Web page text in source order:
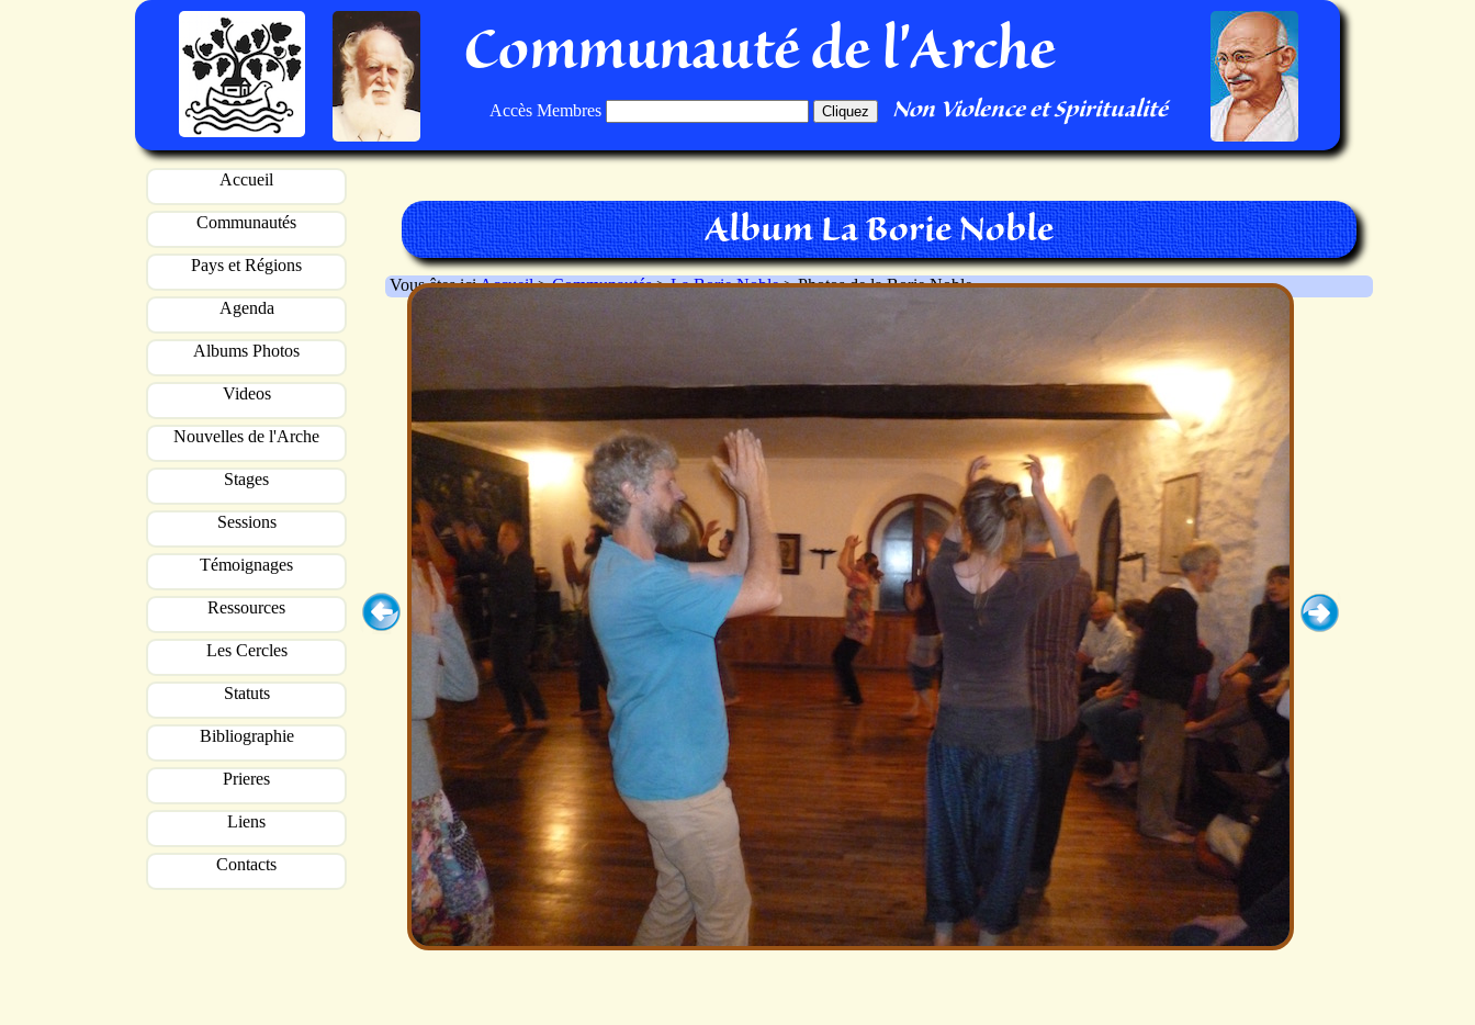
Communauté de l'Arche
Non Violence et Spiritualité
Accès Membres
Accueil
Communautés
Pays et Régions
Agenda
Albums Photos
Videos
Nouvelles de l'Arche
Stages
Sessions
Témoignages
Ressources
Les Cercles
Statuts
Bibliographie
Prieres
Liens
Contacts
Album La Borie Noble
Vous êtes iciAccueil>Communautés>La Borie Noble> Photos de la Borie Noble